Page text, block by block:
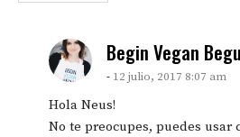
Begin Vegan
12 julio, 2017 8:07 am
Hola Neus!
No te preocupes, puedes usar